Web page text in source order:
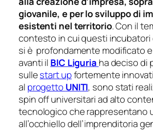
giovanile, e per lo sviluppo di
esistenti nel territorio. Con il
contesto in cui questi incubatori
si è profondamente modificato
avanti il BIC Liguria ha deciso di
sullestart upfortemente
al progetto UNITI, sono stati
spin offuniversitari ad alto
tecnologico che rappresentano
all’occhiello dell’imprenditoria